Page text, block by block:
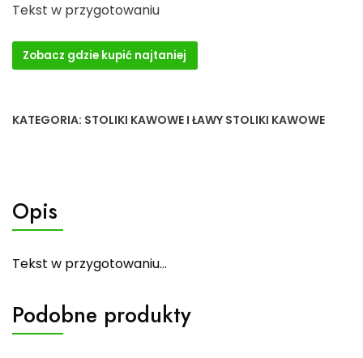
Tekst w przygotowaniu
Zobacz gdzie kupić najtaniej
KATEGORIA: STOLIKI KAWOWE I ŁAWY STOLIKI KAWOWE
Opis
Tekst w przygotowaniu…
Podobne produkty